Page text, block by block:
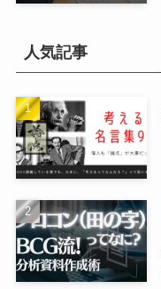
人気記事